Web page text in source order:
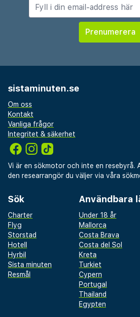
sistaminuten.se
Om oss
Kontakt
Vanliga frågor
Integritet & säkerhet
Vi är en sökmotor och inte en resebyrå.
den researrangör du väljer via våra
Sök
Charter
Flyg
Storstad
Hotell
Hyrbil
Sista minuten
Resmål
Användbara
Under 18 år
Mallorca
Costa Brava
Costa del Sol
Kreta
Turkiet
Cypern
Portugal
Thailand
Egypten